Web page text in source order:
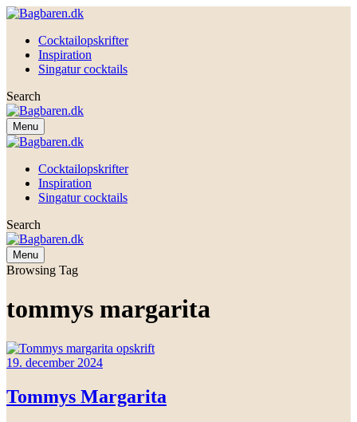
Cocktailopskrifter
Inspiration
Singatur cocktails
Search
Menu
Cocktailopskrifter
Inspiration
Singatur cocktails
Search
Menu
Browsing Tag
tommys margarita
19. december 2024
Tommys Margarita